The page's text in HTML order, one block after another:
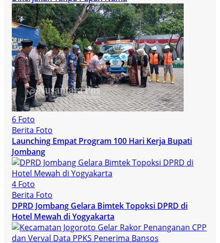
6 Foto
Berita Foto
Launching Empat Program 100 Hari Kerja Bupati
Jombang
4 Foto
Berita Foto
DPRD Jombang Gelara Bimtek Topoksi DPRD di
Hotel Mewah di Yogyakarta